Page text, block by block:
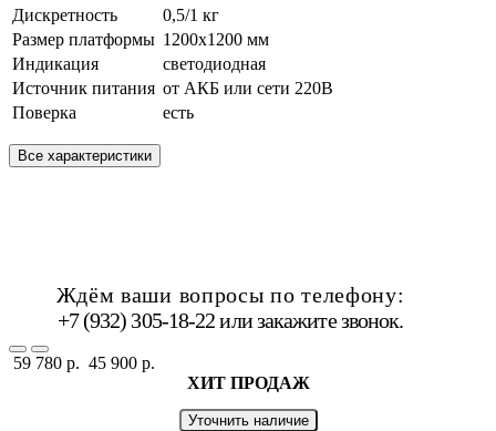
Дискретность
0,5/1 кг
Размер платформы 1200х1200 мм
Индикация
светодиодная
Источник питания от АКБ или сети 220В
Поверка
есть
Все характеристики
Ждём ваши вопросы по телефону:
+7 (932) 305-18-22 илизакажите звонок.
59 780 р. 45 900 р.
ХИТ ПРОДАЖ
Уточнить наличие